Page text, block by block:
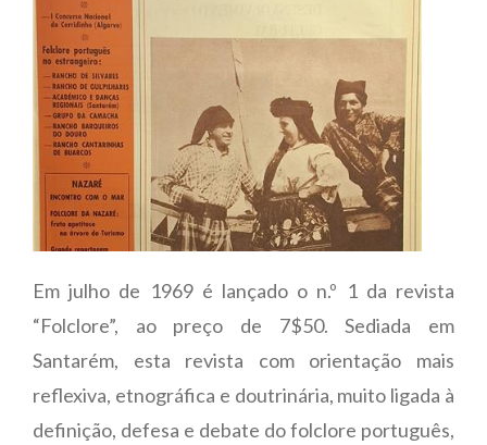
Em julho de 1969 é lançado o n.º 1 da revista
“Folclore”, ao preço de 7$50. Sediada em
Santarém, esta revista com orientação mais
reflexiva, etnográfica e doutrinária, muito ligada à
definição, defesa e debate do folclore português,